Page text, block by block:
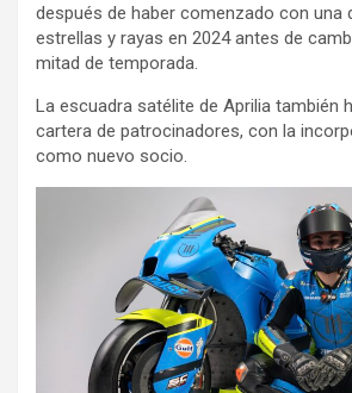
después de haber comenzado con una
estrellas y rayas en 2024 antes de
mitad de temporada.
La escuadra satélite de Aprilia también
cartera de patrocinadores, con la
como nuevo socio.